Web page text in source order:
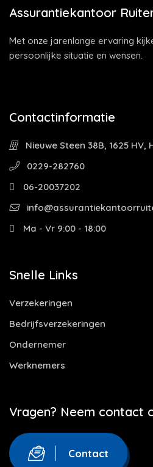
Assurantiekantoor
Met onze jarenlange ervaring
persoonlijke situatie en wensen.
Contactinformatie
Nieuwe Steen 38B, 1625 HV,
0229-282760
06-20037202
Ma - Vr 9:00 - 18:00
Snelle Links
Verzekeringen
Bedrijfsverzekeringen
Ondernemer
Werknemers
Vragen? Neem contact
Contact